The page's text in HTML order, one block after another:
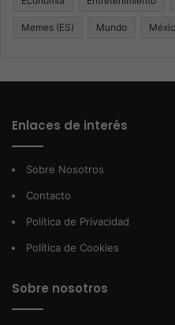
Memes (ES) Mundo
Enlaces de interés
Sobre Nosotros
Contacto
Política de Privacidad
Política de Cookies
Sobre nosotros